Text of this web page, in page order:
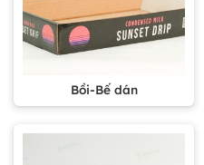
Bồi-Bế dán